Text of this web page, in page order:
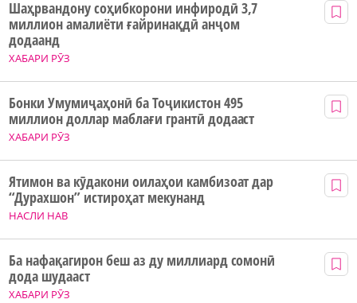
ХАБАРИ РӮЗ
Шаҳрвандону соҳибкорони инфиродӣ 3,7
миллион амалиёти ғайринақдӣ анҷом
додаанд
ХАБАРИ РӮЗ
Бонки Умумиҷаҳонӣ ба Тоҷикистон 495
миллион доллар маблағи грантӣ додааст
НАСЛИ НАВ
Ятимон ва кӯдакони оилаҳои камбизоат дар
“Дурахшон” истироҳат мекунанд
ХАБАРИ РӮЗ
Ба нафақагирон беш аз ду миллиард сомонӣ
дода шудааст